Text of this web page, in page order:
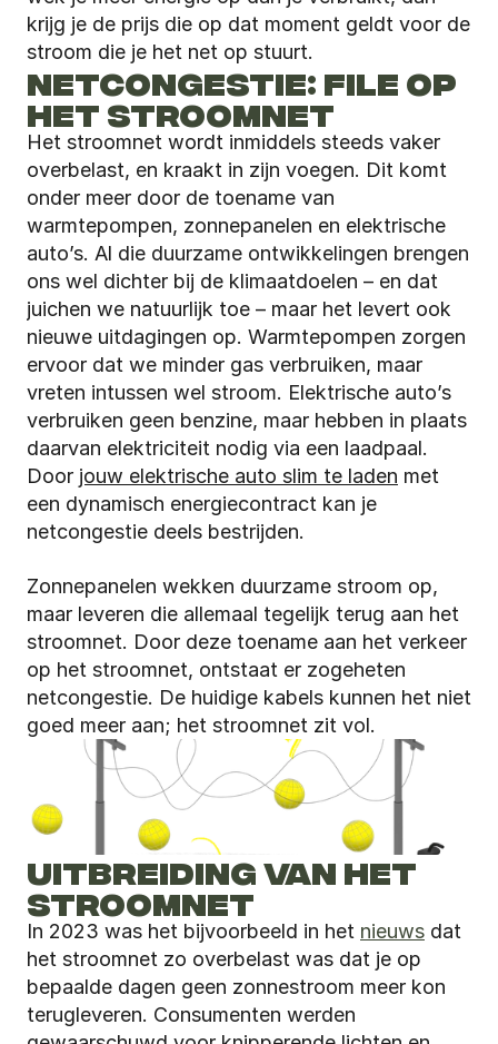
krijg je de prijs die op dat moment geldt voor de
stroom die je het net op stuurt.
NETCONGESTIE: FILE OP
HET STROOMNET
Het stroomnet wordt inmiddels steeds vaker
overbelast, en kraakt in zijn voegen. Dit komt
onder meer door de toename van
warmtepompen, zonnepanelen en elektrische
auto’s. Al die duurzame ontwikkelingen brengen
ons wel dichter bij de klimaatdoelen – en dat
juichen we natuurlijk toe – maar het levert ook
nieuwe uitdagingen op. Warmtepompen zorgen
ervoor dat we minder gas verbruiken, maar
vreten intussen wel stroom. Elektrische auto’s
verbruiken geen benzine, maar hebben in plaats
daarvan elektriciteit nodig via een laadpaal.
Door jouw elektrische auto slim te laden met
een dynamisch energiecontract kan je
netcongestie deels bestrijden.
Zonnepanelen wekken duurzame stroom op,
maar leveren die allemaal tegelijk terug aan het
stroomnet. Door deze toename aan het verkeer
op het stroomnet, ontstaat er zogeheten
netcongestie. De huidige kabels kunnen het niet
goed meer aan; het stroomnet zit vol.
UITBREIDING VAN HET
STROOMNET
In 2023 was het bijvoorbeeld in het nieuws dat
het stroomnet zo overbelast was dat je op
bepaalde dagen geen zonnestroom meer kon
terugleveren. Consumenten werden